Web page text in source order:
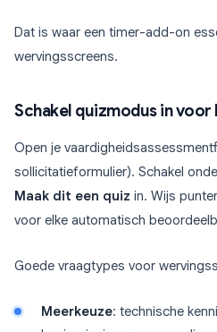
Dat is waar een timer-add-on
wervingsscreens.
Schakel quizmodus in
Open je
sollicitatieformulier). Schakel
Maak dit een quiz in. Wijs
voor elke automatisch
Goede vraagtypes voor
Meerkeuze: technische